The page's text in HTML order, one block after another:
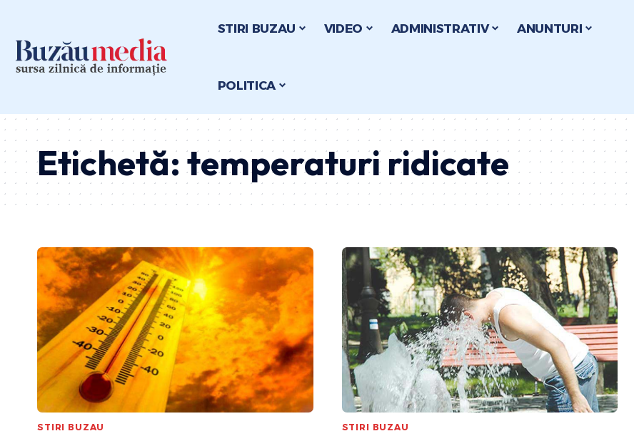
STIRI BUZAU VIDEO ADMINISTRATIV ANUNTURI
POLITICA
Etichetă:temperaturi ridicate
STIRI BUZAU STIRI BUZAU